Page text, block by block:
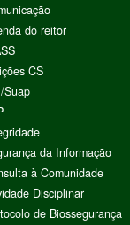
do reitor
CS
Suap
da Informação
à Comunidade
Disciplinar
de Biossegurança